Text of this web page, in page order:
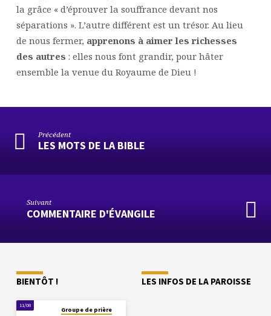
la grâce « d’éprouver la souffrance devant nos
séparations ». L’autre différent est un trésor. Au lieu
de nous fermer, apprenons à aimer les richesses
des autres : elles nous font grandir, pour hâter
ensemble la venue du Royaume de Dieu !
Précédent
LES MOTS DE LA BIBLE
Suivant
COMMENTAIRE D'ÉVANGILE
BIENTÔT !
11/08
Groupe de prière
LES INFOS DE LA PAROISSE